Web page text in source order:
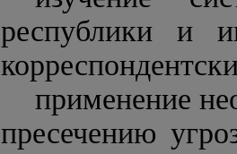
республики и
применение
пресечению